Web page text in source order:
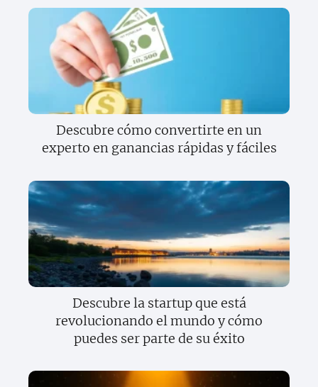
Descubre cómo convertirte en un
experto en ganancias rápidas y fáciles
Descubre la startup que está
revolucionando el mundo y cómo
puedes ser parte de su éxito